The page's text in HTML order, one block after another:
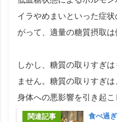
イラやめまいといった症
がって、適量の糖質摂取は
しかし、糖質の取りすぎ
ません。糖質の取りすぎ
身体への悪影響を引き起こ
食べ過